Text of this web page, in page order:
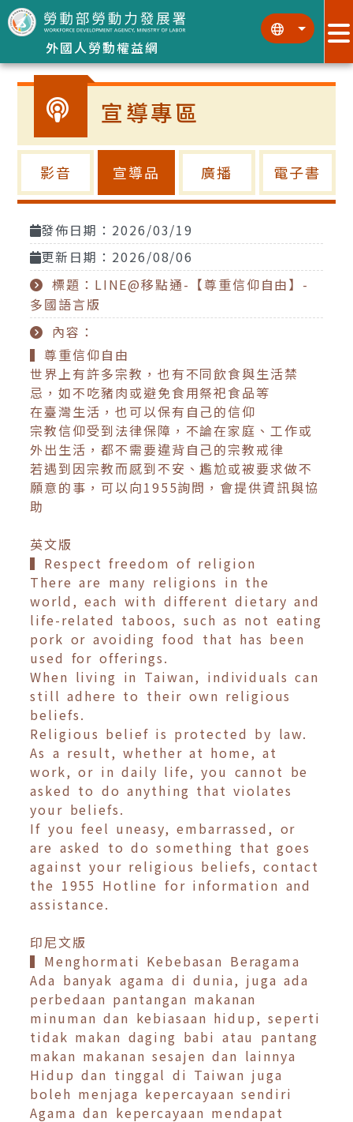
跳到主要內容區塊
外國人勞動權益網
::: :::
宣導專區
影音 宣導品 廣播 電子書
發佈日期：2026/03/19
更新日期：2026/08/06
標題：LINE@移點通-【尊重信仰自由】-
多國語言版
內容：
▍尊重信仰自由
世界上有許多宗教，也有不同飲食與生活禁
忌，如不吃豬肉或避免食用祭祀食品等
在臺灣生活，也可以保有自己的信仰
宗教信仰受到法律保障，不論在家庭、工作或
外出生活，都不需要違背自己的宗教戒律
若遇到因宗教而感到不安、尷尬或被要求做不
願意的事，可以向1955詢問，會提供資訊與協
助
英文版
▍Respect freedom of religion
There are many religions in the
world, each with different dietary and
life-related taboos, such as not eating
pork or avoiding food that has been
used for offerings.
When living in Taiwan, individuals can
still adhere to their own religious
beliefs.
Religious belief is protected by law.
As a result, whether at home, at
work, or in daily life, you cannot be
asked to do anything that violates
your beliefs.
If you feel uneasy, embarrassed, or
are asked to do something that goes
against your religious beliefs, contact
the 1955 Hotline for information and
assistance.
印尼文版
▍Menghormati Kebebasan Beragama
Ada banyak agama di dunia, juga ada
perbedaan pantangan makanan
minuman dan kebiasaan hidup, seperti
tidak makan daging babi atau pantang
makan makanan sesajen dan lainnya
Hidup dan tinggal di Taiwan juga
boleh menjaga kepercayaan sendiri
Agama dan kepercayaan mendapat